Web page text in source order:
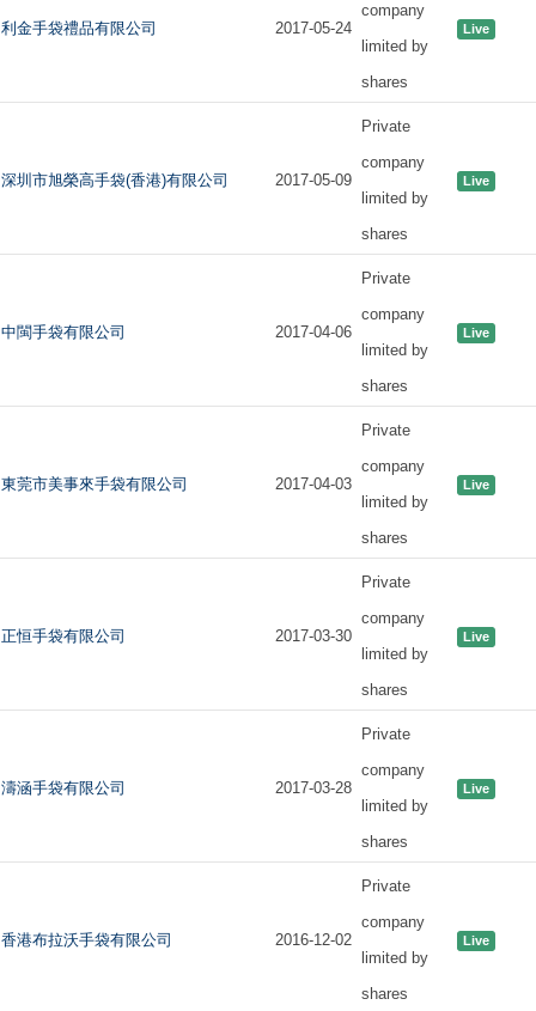
利金手袋禮品有限公司 2017-05-24
company
limited by
shares
Live
深圳市旭榮高手袋(香港)有限公司 2017-05-09
Private
company
limited by
shares
Live
中閩手袋有限公司 2017-04-06
Private
company
limited by
shares
Live
東莞市美事來手袋有限公司 2017-04-03
Private
company
limited by
shares
Live
正恒手袋有限公司 2017-03-30
Private
company
limited by
shares
Live
濤涵手袋有限公司 2017-03-28
Private
company
limited by
shares
Live
香港布拉沃手袋有限公司 2016-12-02
Private
company
limited by
shares
Live